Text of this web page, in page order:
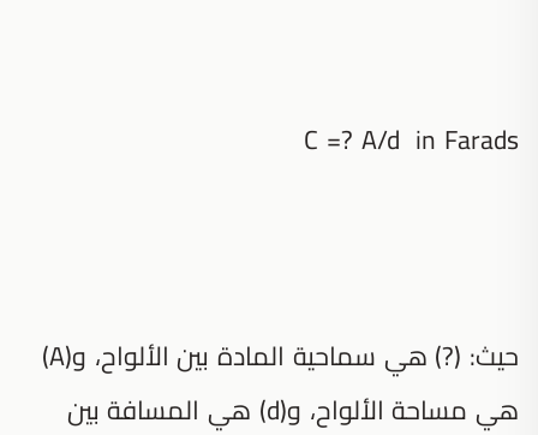
C =? A/d in Farads
حيث: (?) هي سماحية المادة بين الألواح، و(A)
هي مساحة الألواح، و(d) هي المسافة بين